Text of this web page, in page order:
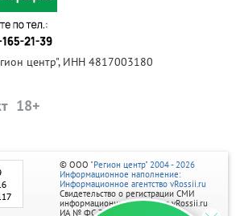
центр", ИНН 4817003180
© ООО "Регион центр" 2004 - 2026
Информационное наполнение:
Информационное агентство vRossii.ru
Свидетельство о регистрации СМИ
информационного агентства vRossii.ru
ИА № ФС 77‑35502